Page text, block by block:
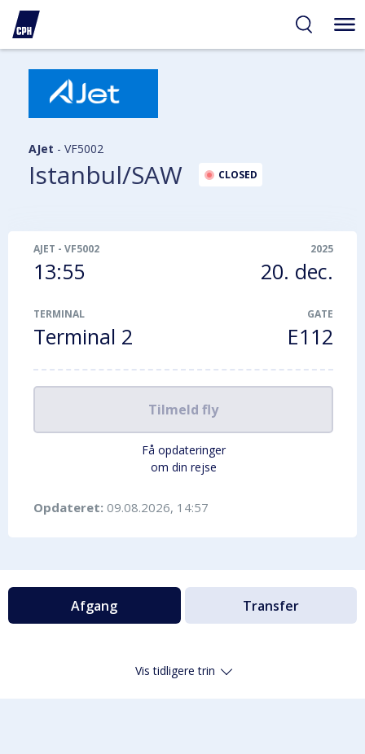
AJet - VF5002
Istanbul/SAW CLOSED
AJET -VF5002
13:55
2025
20. dec.
TERMINAL
Terminal 2
GATE
E112
Tilmeld fly
Få opdateringer
om din rejse
Opdateret: 09.08.2026, 14:57
Afgang Transfer
Vis tidligere trin